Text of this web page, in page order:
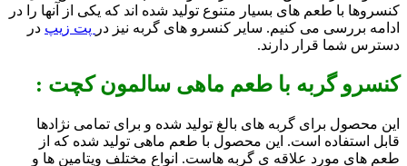
کنسروها با طعم های بسیار متنوع تولید شده اند که یکی از آنها را در
ادامه بررسی می کنیم. سایر کنسرو های گربه نیز در پت زیپ در
دسترس شما قرار دارند.
کنسرو گربه با طعم ماهی سالمون کچت :
این محصول برای گربه های بالغ تولید شده و برای تمامی نژادها
قابل استفاده است. این محصول با طعم ماهی تولید شده که از
طعم های مورد علاقه ی گربه هاست. انواع مختلف ویتامین ها و